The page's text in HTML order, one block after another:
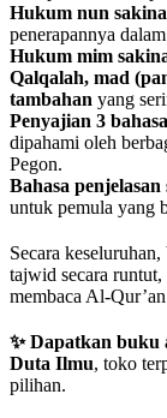
Hukum nun
penerapannya
Hukum mim
Qalqalah, mad
tambahan yang
Penyajian 3 bahasa
dipahami oleh
Pegon.
Bahasa
untuk pemula yang
Secara
tajwid secara
membaca Al-
✨ Dapatkan buku
Duta Ilmu, toko
pilihan.